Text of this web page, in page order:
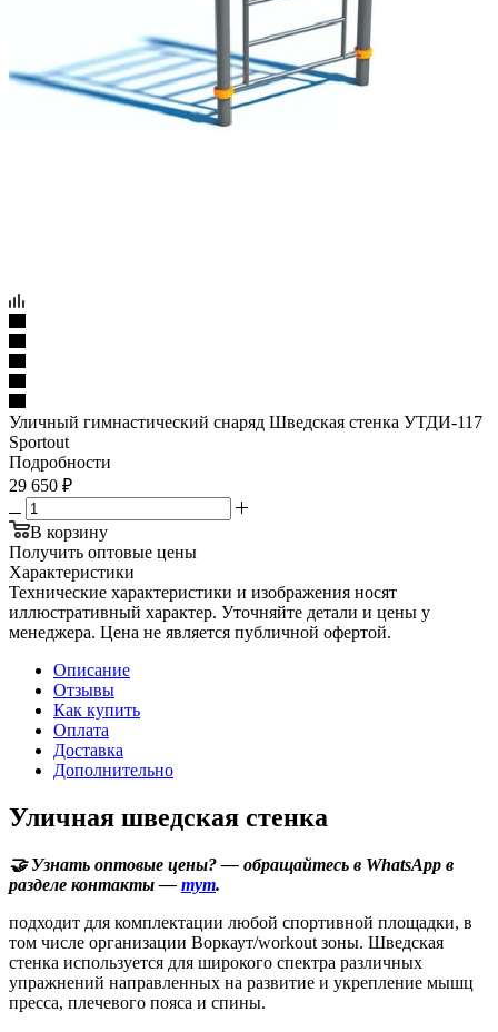
Уличный гимнастический снаряд Шведская стенка УТДИ-117
Sportout
Подробности
29 650 ₽
В корзину
Получить оптовые цены
Характеристики
Технические характеристики и изображения носят
иллюстративный характер. Уточняйте детали и цены у
менеджера. Цена не является публичной офертой.
Описание
Отзывы
Как купить
Оплата
Доставка
Дополнительно
Уличная шведская стенка
🤝 Узнать оптовые цены? — обращайтесь в WhatsApp в
разделе контакты — тут.
подходит для комплектации любой спортивной площадки, в
том числе организации Воркаут/workout зоны. Шведская
стенка используется для широкого спектра различных
упражнений направленных на развитие и укрепление мышц
пресса, плечевого пояса и спины.